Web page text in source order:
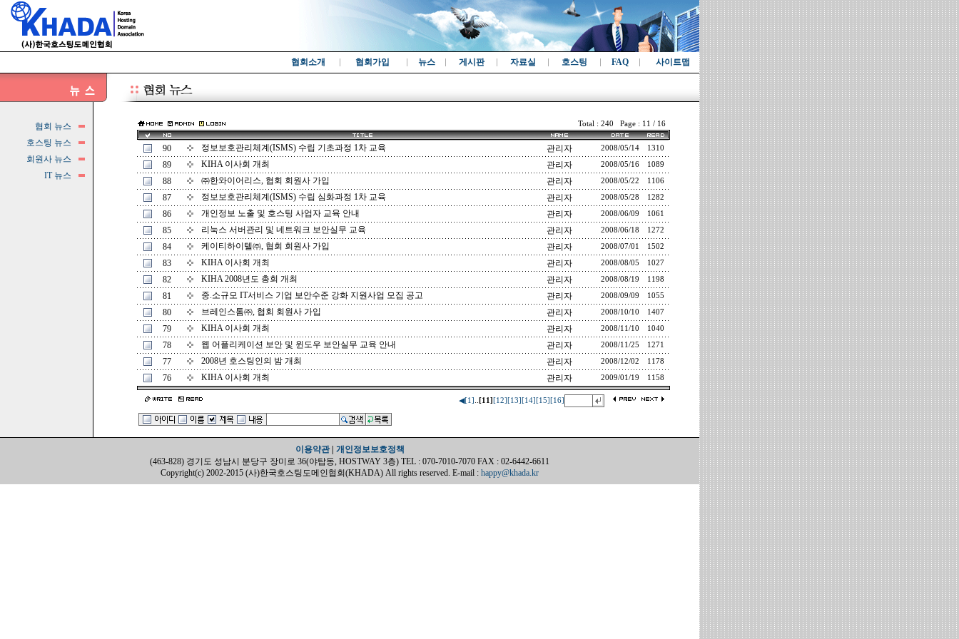
협회소개 협회가입 뉴스 게시판 자료실 호스팅 FAQ 사이트맵
협회 뉴스
호스팅 뉴스
회원사 뉴스
IT 뉴스
Total : 240 Page : 11 / 16
90 정보보호관리체계(ISMS) 수립 기초과정 1차 교육 관리자 2008/05/14 1310
89 KIHA 이사회 개최 관리자 2008/05/16 1089
88 ㈜한와이어리스, 협회 회원사 가입 관리자 2008/05/22 1106
87 정보보호관리체계(ISMS) 수립 심화과정 1차 교육 관리자 2008/05/28 1282
86 개인정보 노출 및 호스팅 사업자 교육 안내 관리자 2008/06/09 1061
85 리눅스 서버관리 및 네트워크 보안실무 교육 관리자 2008/06/18 1272
84 케이티하이텔㈜, 협회 회원사 가입 관리자 2008/07/01 1502
83 KIHA 이사회 개최 관리자 2008/08/05 1027
82 KIHA 2008년도 총회 개최 관리자 2008/08/19 1198
81 중.소규모 IT서비스 기업 보안수준 강화 지원사업 모집 공고 관리자 2008/09/09 1055
80 브레인스톰㈜, 협회 회원사 가입 관리자 2008/10/10 1407
79 KIHA 이사회 개최 관리자 2008/11/10 1040
78 웹 어플리케이션 보안 및 윈도우 보안실무 교육 안내 관리자 2008/11/25 1271
77 2008년 호스팅인의 밤 개최 관리자 2008/12/02 1178
76 KIHA 이사회 개최 관리자 2009/01/19 1158
◀[1] .. [11] [12] [13] [14] [15] [16]
이용약관| 개인정보보호정책
(463-828) 경기도 성남시 분당구 장미로 36(야탑동, HOSTWAY 3층) TEL : 070-7010-7070 FAX : 02-6442-6611
Copyright(c) 2002-2015 (사)한국호스팅도메인협회(KHADA) All rights reserved. E-mail : happy@khada.kr